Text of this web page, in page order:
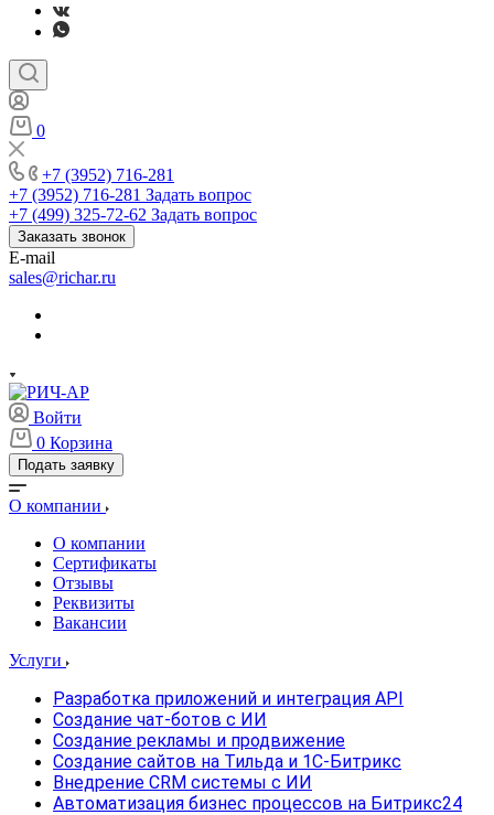
0
+7 (3952) 716-281
+7 (3952) 716-281 Задать вопрос
+7 (499) 325-72-62 Задать вопрос
Заказать звонок
E-mail
sales@richar.ru
Войти
0 Корзина
Подать заявку
О компании
О компании
Сертификаты
Отзывы
Реквизиты
Вакансии
Услуги
Разработка приложений и интеграция API
Создание чат-ботов с ИИ
Создание рекламы и продвижение
Создание сайтов на Тильда и 1С-Битрикс
Внедрение CRM системы с ИИ
Автоматизация бизнес процессов на Битрикс24